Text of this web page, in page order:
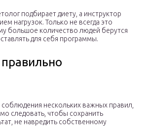
подбирает диету, а инструктор
нагрузок. Только не всегда это
большое количество людей берутся
для себя программы.
нескольких важных правил,
следовать, чтобы сохранить
не навредить собственному